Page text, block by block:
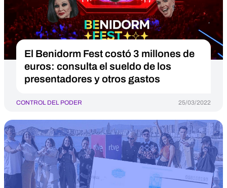
El Benidorm Fest costó 3 millones de
euros: consulta el sueldo de los
presentadores y otros gastos
CONTROL DEL PODER 25/03/2022